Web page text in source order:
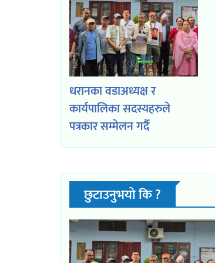
धरानका वडाअध्यक्ष र
कार्यपालिका सदस्यहरुले
पत्रकार सम्मेलन गर्दै
भने,‘कार्यवाहक मेयरको बालहठ
भएको हो’
छुटाउनुभयो कि ?